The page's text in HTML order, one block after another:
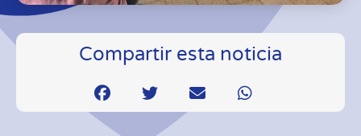
Compartir esta noticia